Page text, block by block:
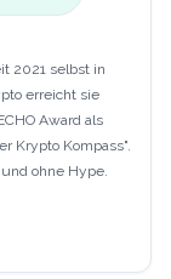
2021 selbst in
erreicht sie
Award als
Krypto Kompass".
ohne Hype.